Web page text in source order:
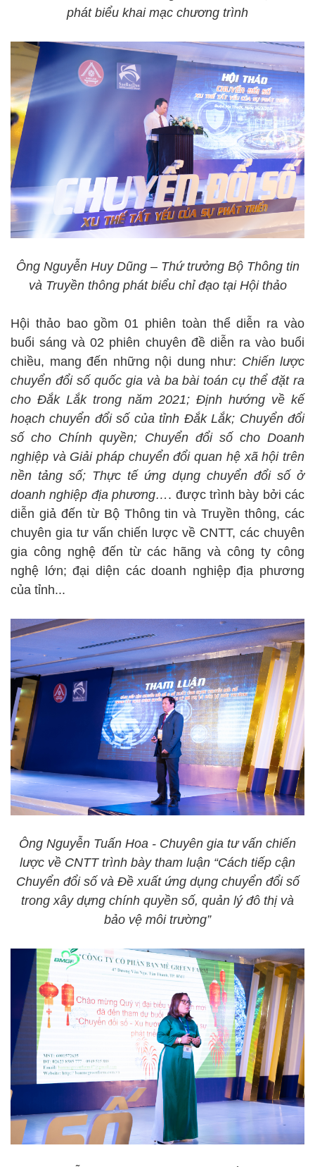
phát biểu khai mạc chương trình
Ông Nguyễn Huy Dũng – Thứ trưởng Bộ Thông tin
và Truyền thông phát biểu chỉ đạo tại Hội thảo
Hội thảo bao gồm 01 phiên toàn thể diễn ra vào
buổi sáng và 02 phiên chuyên đề diễn ra vào buổi
chiều, mang đến những nội dung như: Chiến lược
chuyển đổi số quốc gia và ba bài toán cụ thể đặt ra
cho Đắk Lắk trong năm 2021; Định hướng về kế
hoạch chuyển đổi số của tỉnh Đắk Lắk; Chuyển đổi
số cho Chính quyền; Chuyển đổi số cho Doanh
nghiệp và Giải pháp chuyển đổi quan hệ xã hội trên
nền tảng số; Thực tế ứng dụng chuyển đổi số ở
doanh nghiệp địa phương… . được trình bày bởi các
diễn giả đến từ Bộ Thông tin và Truyền thông, các
chuyên gia tư vấn chiến lược về CNTT, các chuyên
gia công nghệ đến từ các hãng và công ty công
nghệ lớn; đại diện các doanh nghiệp địa phương
của tỉnh...
Ông Nguyễn Tuấn Hoa - Chuyên gia tư vấn chiến
lược về CNTT trình bày tham luận “Cách tiếp cận
Chuyển đổi số và Đề xuất ứng dụng chuyển đổi số
trong xây dựng chính quyền số, quản lý đô thị và
bảo vệ môi trường”